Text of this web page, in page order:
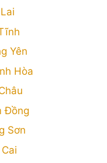
Yên
Hòa
Đồng
Sơn